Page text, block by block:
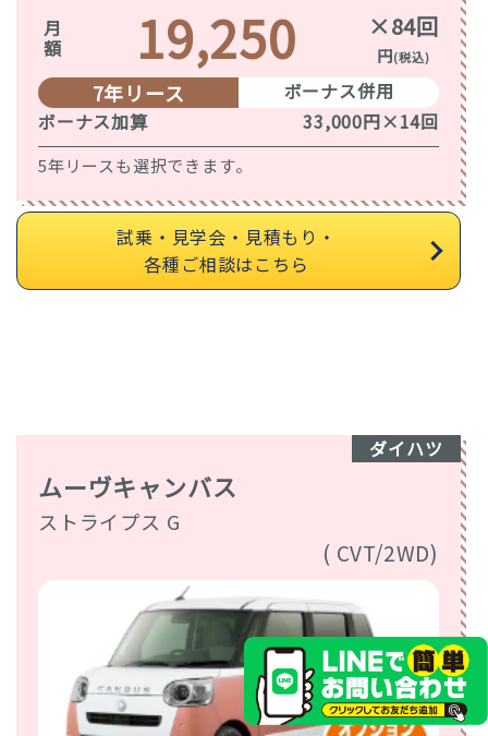
月額 19,250 ×84回
円(税込)
7年リース
ボーナス併用
ボーナス加算
33,000円×14回
5年リースも選択できます。
試乗・見学会・見積もり・
各種ご相談はこちら
ダイハツ
ムーヴキャンバス
ストライプス G
( CVT/2WD)